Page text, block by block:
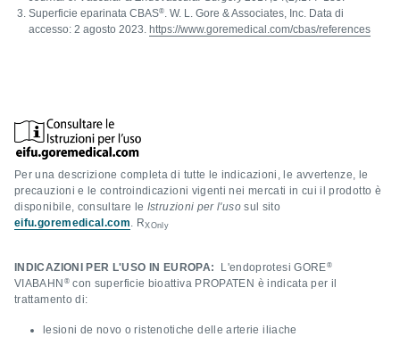
Superficie eparinata CBAS®. W. L. Gore & Associates, Inc. Data di
accesso: 2 agosto 2023. https://www.goremedical.com/cbas/references
Per una descrizione completa di tutte le indicazioni, le avvertenze, le
precauzioni e le controindicazioni vigenti nei mercati in cui il prodotto è
disponibile, consultare le Istruzioni per l'usosul sito
eifu.goremedical.com. RXOnly
INDICAZIONI PER L'USO IN EUROPA: L'endoprotesi GORE®
VIABAHN ®con superficie bioattiva PROPATEN è indicata per il
trattamento di:
lesioni de novo o ristenotiche delle arterie iliache